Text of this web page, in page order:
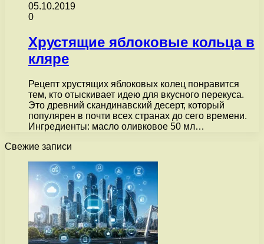
05.10.2019
0
Хрустящие яблоковые кольца в
кляре
Рецепт хрустящих яблоковых колец понравится
тем, кто отыскивает идею для вкусного перекуса.
Это древний скандинавский десерт, который
популярен в почти всех странах до сего времени.
Ингредиенты: масло оливковое 50 мл…
Свежие записи